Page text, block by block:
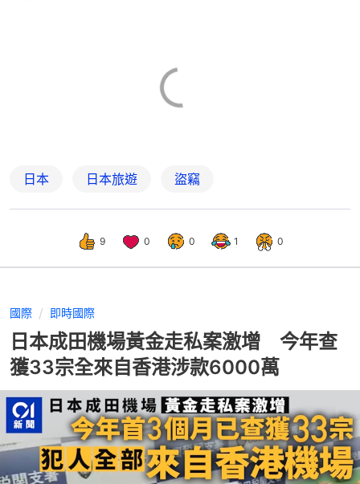
日本 日本旅遊 盜竊
9 0 0 1 0
國際 即時國際
日本成田機場黃金走私案激增 今年查
獲33宗全來自香港涉款6000萬